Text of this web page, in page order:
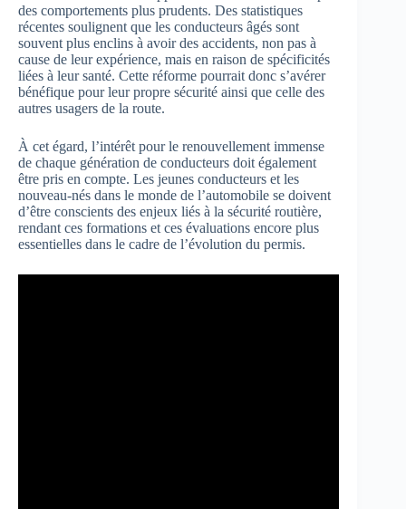
des comportements plus prudents. Des statistiques
récentes soulignent que les conducteurs âgés sont
souvent plus enclins à avoir des accidents, non pas à
cause de leur expérience, mais en raison de spécificités
liées à leur santé. Cette réforme pourrait donc s’avérer
bénéfique pour leur propre sécurité ainsi que celle des
autres usagers de la route.
À cet égard, l’intérêt pour le renouvellement immense
de chaque génération de conducteurs doit également
être pris en compte. Les jeunes conducteurs et les
nouveau-nés dans le monde de l’automobile se doivent
d’être conscients des enjeux liés à la sécurité routière,
rendant ces formations et ces évaluations encore plus
essentielles dans le cadre de l’évolution du permis.